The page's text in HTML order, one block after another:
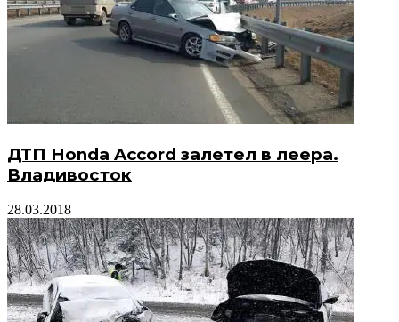
ДТП Honda Accord залетел в леера.
Владивосток
28.03.2018